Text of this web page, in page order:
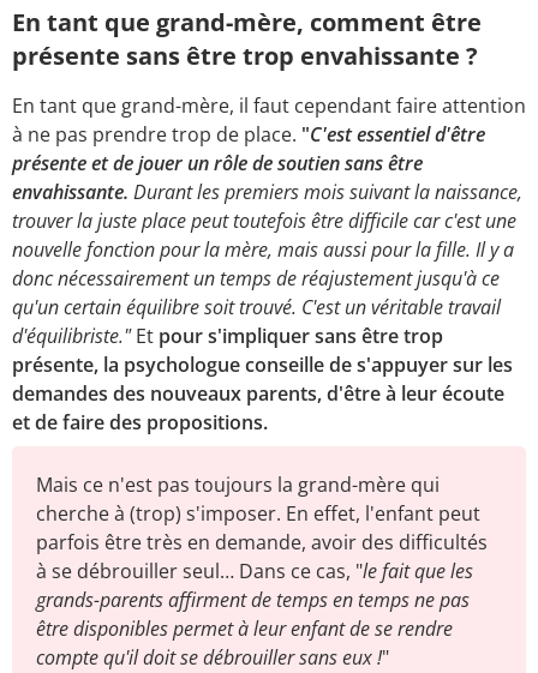
En tant que grand-mère, comment être
présente sans être trop envahissante ?
En tant que grand-mère, il faut cependant faire attention
à ne pas prendre trop de place. "C'est essentiel d'être
présente et de jouer un rôle de soutien sans être
envahissante. Durant les premiers mois suivant la naissance,
trouver la juste place peut toutefois être difficile car c'est une
nouvelle fonction pour la mère, mais aussi pour la fille. Il y a
donc nécessairement un temps de réajustement jusqu'à ce
qu'un certain équilibre soit trouvé. C'est un véritable travail
d'équilibriste."Et pour s'impliquer sans être trop
présente, la psychologue conseille de s'appuyer sur les
demandes des nouveaux parents, d'être à leur écoute
et de faire des propositions.
Mais ce n'est pas toujours la grand-mère qui
cherche à (trop) s'imposer. En effet, l'enfant peut
parfois être très en demande, avoir des difficultés
à se débrouiller seul… Dans ce cas, "le fait que les
grands-parents affirment de temps en temps ne pas
être disponibles permet à leur enfant de se rendre
compte qu'il doit se débrouiller sans eux !"